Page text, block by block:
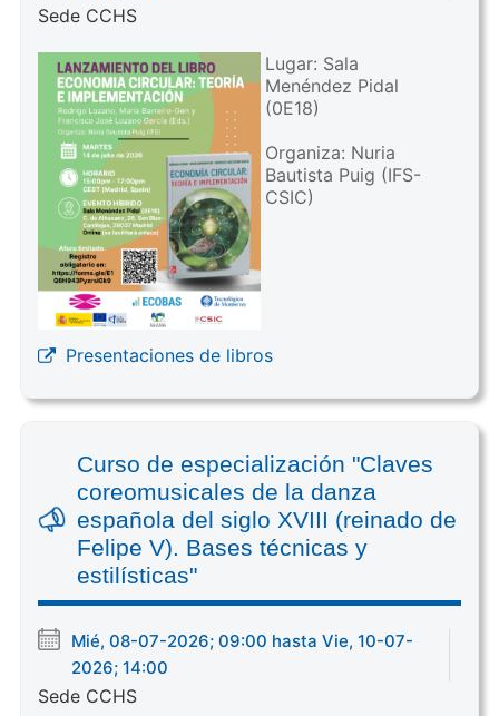
Sede CCHS
Lugar: Sala
Menéndez Pidal
(0E18)
Organiza: Nuria
Bautista Puig (IFS-
CSIC)
Presentaciones de libros
Curso de especialización "Claves
coreomusicales de la danza
española del siglo XVIII (reinado de
Felipe V). Bases técnicas y
estilísticas"
Mié, 08-07-2026; 09:00 hasta Vie, 10-07-
2026; 14:00
Sede CCHS